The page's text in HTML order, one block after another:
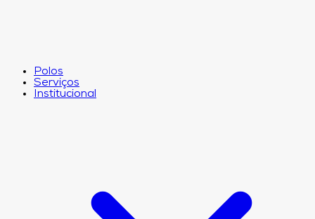
Polos
Serviços
Institucional